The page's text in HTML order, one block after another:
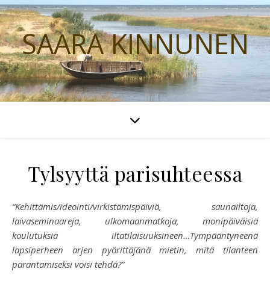
SAARA KINNUNEN
Tylsyyttä parisuhteessa
“Kehittämis/ideointi/virkistämispäiviä, saunailtoja,
laivaseminaareja, ulkomaanmatkoja, monipäiväisiä
koulutuksia iltatilaisuuksineen…Tympääntyneenä
lapsiperheen arjen pyörittäjänä mietin, mitä tilanteen
parantamiseksi voisi tehdä?”